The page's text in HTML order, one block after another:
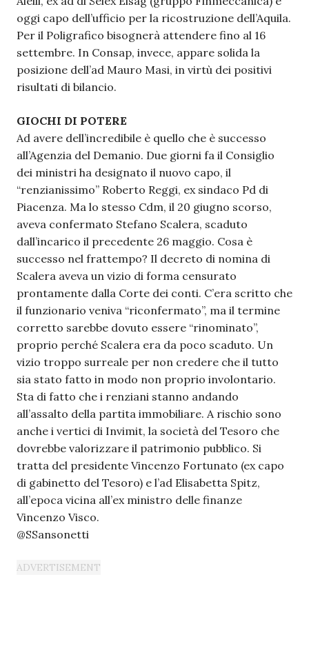
oggi capo dell’ufficio per la ricostruzione dell’Aquila.
Per il Poligrafico bisognerà attendere fino al 16
settembre. In Consap, invece, appare solida la
posizione dell’ad Mauro Masi, in virtù dei positivi
risultati di bilancio.
GIOCHI DI POTERE
Ad avere dell’incredibile è quello che è successo
all’Agenzia del Demanio. Due giorni fa il Consiglio
dei ministri ha designato il nuovo capo, il
“renzianissimo” Roberto Reggi, ex sindaco Pd di
Piacenza. Ma lo stesso Cdm, il 20 giugno scorso,
aveva confermato Stefano Scalera, scaduto
dall’incarico il precedente 26 maggio. Cosa è
successo nel frattempo? Il decreto di nomina di
Scalera aveva un vizio di forma censurato
prontamente dalla Corte dei conti. C’era scritto che
il funzionario veniva “riconfermato”, ma il termine
corretto sarebbe dovuto essere “rinominato”,
proprio perché Scalera era da poco scaduto. Un
vizio troppo surreale per non credere che il tutto
sia stato fatto in modo non proprio involontario.
Sta di fatto che i renziani stanno andando
all’assalto della partita immobiliare. A rischio sono
anche i vertici di Invimit, la società del Tesoro che
dovrebbe valorizzare il patrimonio pubblico. Si
tratta del presidente Vincenzo Fortunato (ex capo
di gabinetto del Tesoro) e l’ad Elisabetta Spitz,
all’epoca vicina all’ex ministro delle finanze
Vincenzo Visco.
@SSansonetti